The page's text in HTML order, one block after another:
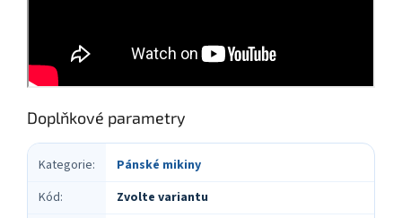
Doplňkové parametry
Kategorie:
Pánské mikiny
Kód:
Zvolte variantu